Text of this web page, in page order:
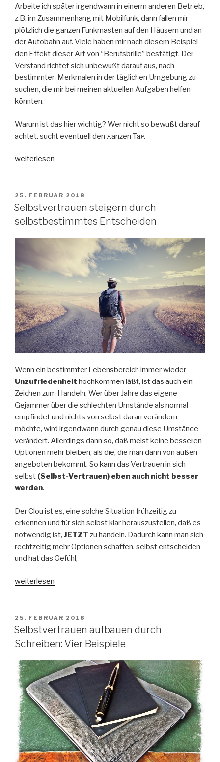
Arbeite ich später irgendwann in einerm anderen Betrieb,
z.B. im Zusammenhang mit Mobilfunk, dann fallen mir
plötzlich die ganzen Funkmasten auf den Häusern und an
der Autobahn auf. Viele haben mir nach diesem Beispiel
den Effekt dieser Art von “Berufsbrille” bestätigt. Der
Verstand richtet sich unbewußt darauf aus, nach
bestimmten Merkmalen in der täglichen Umgebung zu
suchen, die mir bei meinen aktuellen Aufgaben helfen
könnten.
Warum ist das hier wichtig? Wer nicht so bewußt darauf
achtet, sucht eventuell den ganzen Tag
„Dankbarkeit
zum
Steigern
des
weiterlesen
VERÖFFENTLICHT
AM
25. FEBRUAR 2018
Selbstvertrauen steigern durch
selbstbestimmtes Entscheiden
Wenn ein bestimmter Lebensbereich immer wieder
Unzufriedenheit hochkommen läßt, ist das auch ein
Zeichen zum Handeln. Wer über Jahre das eigene
Gejammer über die schlechten Umstände als normal
empfindet und nichts von selbst daran verändern
möchte, wird irgendwann durch genau diese Umstände
verändert. Allerdings dann so, daß meist keine besseren
Optionen mehr bleiben, als die, die man dann von außen
angeboten bekommt. So kann das Vertrauen in sich
selbst (Selbst-Vertrauen) eben auch nicht besser
werden.
Der Clou ist es, eine solche Situation frühzeitig zu
erkennen und für sich selbst klar herauszustellen, daß es
notwendig ist, JETZT zu handeln. Dadurch kann man sich
rechtzeitig mehr Optionen schaffen, selbst entscheiden
und hat das Gefühl,
„Selbstvertrauen
selbstbestimmtes
Entscheiden“
weiterlesen
VERÖFFENTLICHT
AM
25. FEBRUAR 2018
Selbstvertrauen aufbauen durch
Schreiben: Vier Beispiele